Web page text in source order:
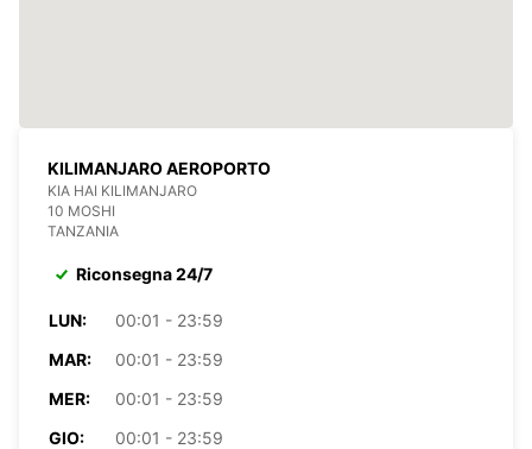
KILIMANJARO AEROPORTO
KIA HAI KILIMANJARO
10 MOSHI
TANZANIA
Riconsegna 24/7
LUN:
00:01 - 23:59
MAR:
00:01 - 23:59
MER:
00:01 - 23:59
GIO:
00:01 - 23:59